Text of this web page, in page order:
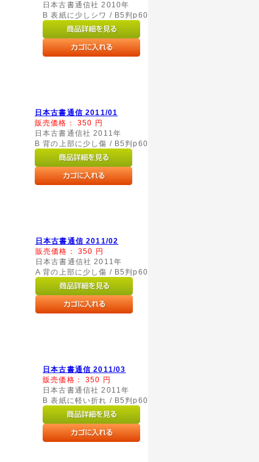
日本古書通信社 2010年
B 表紙に少しシワ / B5判p60
日本古書通信 2011/01
販売価格： 350
円
日本古書通信社 2011年
B 背の上部に少し傷 / B5判p60
日本古書通信 2011/02
販売価格： 350 円
日本古書通信社 2011年
A 背の上部に少し傷 / B5判p60
日本古書通信 2011/03
販売価格：350 円
日本古書通信社 2011年
B 表紙に軽い折れ / B5判p60